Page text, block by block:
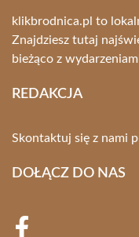
klikbrodnica.pl to
Znajdziesz tutaj
bieżąco z
REDAKCJA
Skontaktuj się z nami
DOŁĄCZ DO NAS